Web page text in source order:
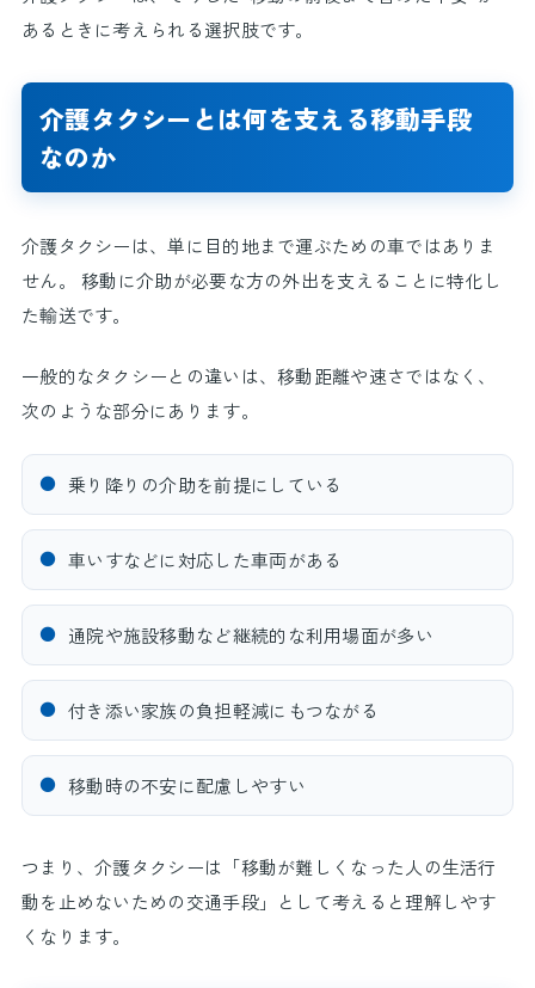
あるときに考えられる選択肢です。
介護タクシーとは何を支える移動手段
なのか
介護タクシーは、単に目的地まで運ぶための車ではありま
せん。 移動に介助が必要な方の外出を支えることに特化し
た輸送です。
一般的なタクシーとの違いは、移動距離や速さではなく、
次のような部分にあります。
● 乗り降りの介助を前提にしている
● 車いすなどに対応した車両がある
● 通院や施設移動など継続的な利用場面が多い
● 付き添い家族の負担軽減にもつながる
● 移動時の不安に配慮しやすい
つまり、介護タクシーは「移動が難しくなった人の生活行
動を止めないための交通手段」として考えると理解しやす
くなります。